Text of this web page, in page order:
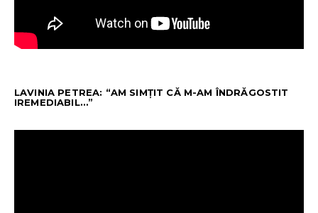
LAVINIA PETREA: “AM SIMȚIT CĂ M-AM ÎNDRĂGOSTIT
IREMEDIABIL…”